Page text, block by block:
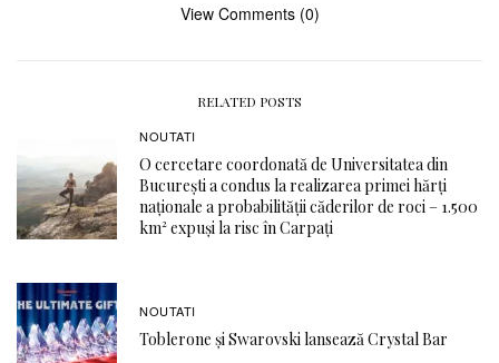
View Comments (0)
RELATED POSTS
NOUTATI
O cercetare coordonată de Universitatea din
București a condus la realizarea primei hărți
naționale a probabilității căderilor de roci – 1.500
km² expuși la risc în Carpați
NOUTATI
Toblerone și Swarovski lansează Crystal Bar